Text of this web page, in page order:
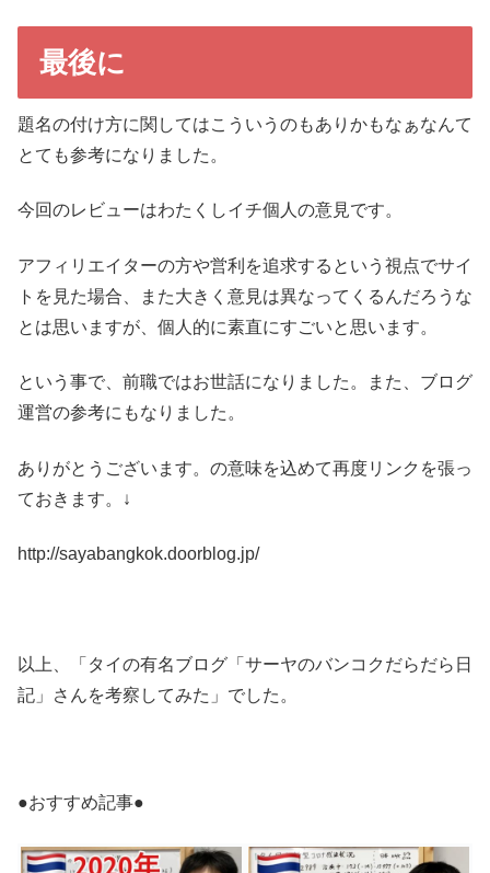
最後に
題名の付け方に関してはこういうのもありかもなぁなんて
とても参考になりました。
今回のレビューはわたくしイチ個人の意見です。
アフィリエイターの方や営利を追求するという視点でサイ
トを見た場合、また大きく意見は異なってくるんだろうな
とは思いますが、個人的に素直にすごいと思います。
という事で、前職ではお世話になりました。また、ブログ
運営の参考にもなりました。
ありがとうございます。の意味を込めて再度リンクを張っ
ておきます。↓
http://sayabangkok.doorblog.jp/
以上、「タイの有名ブログ「サーヤのバンコクだらだら日
記」さんを考察してみた」でした。
●おすすめ記事●